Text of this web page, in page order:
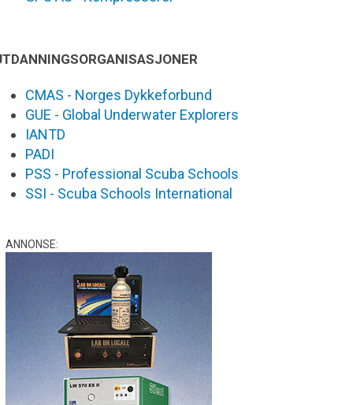
CMAS - Norges Dykkeforbund
GUE - Global Underwater Explorers
IANTD
PADI
PSS - Professional Scuba Schools
SSI - Scuba Schools International
ANNONSE: